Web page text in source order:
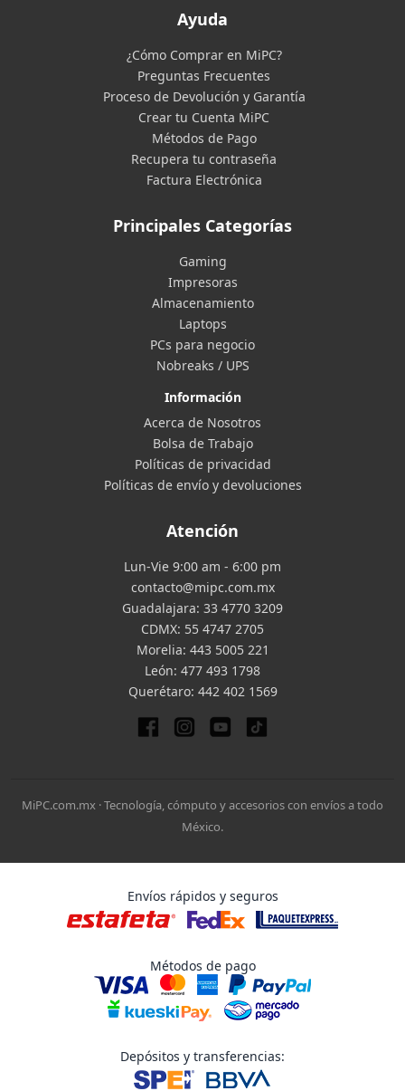
Ayuda
¿Cómo Comprar en MiPC?
Preguntas Frecuentes
Proceso de Devolución y Garantía
Crear tu Cuenta MiPC
Métodos de Pago
Recupera tu contraseña
Factura Electrónica
Principales Categorías
Gaming
Impresoras
Almacenamiento
Laptops
PCs para negocio
Nobreaks / UPS
Información
Acerca de Nosotros
Bolsa de Trabajo
Políticas de privacidad
Políticas de envío y devoluciones
Atención
Lun-Vie 9:00 am - 6:00 pm
contacto@mipc.com.mx
Guadalajara: 33 4770 3209
CDMX: 55 4747 2705
Morelia: 443 5005 221
León: 477 493 1798
Querétaro: 442 402 1569
MiPC.com.mx · Tecnología, cómputo y accesorios con envíos a todo
México.
Envíos rápidos y seguros
Métodos de pago
Depósitos y transferencias: